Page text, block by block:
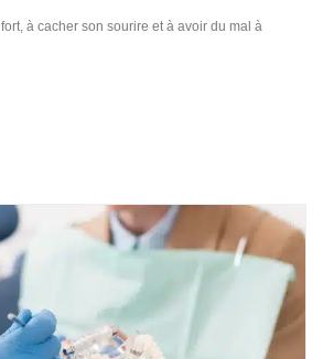
à cacher son sourire et à avoir du mal à